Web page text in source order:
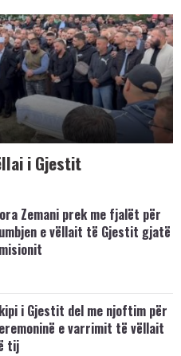
i Gjestit
Zemani prek me fjalët për
e vëllait të Gjestit gjatë
i Gjestit del me njoftim për
e varrimit të vëllait
tij